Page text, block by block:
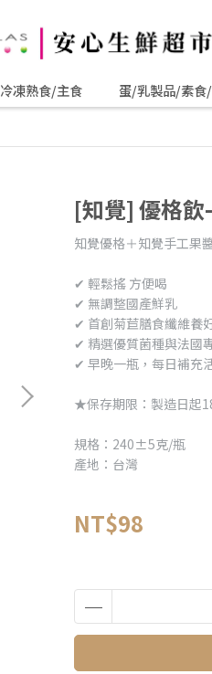
冷凍熟食/主食 蛋/乳製品/素食
[知覺] 優格飲
知覺優格＋知覺手工果
✔ 輕鬆搖 方便喝
✔ 無調整國產鮮乳
✔ 首創菊苣膳食纖維養
✔ 精選優質菌種與法國
✔ 早晚一瓶，每日補充
★保存期限：製造日起
規格：240±5克/瓶
產地：台灣
NT$98